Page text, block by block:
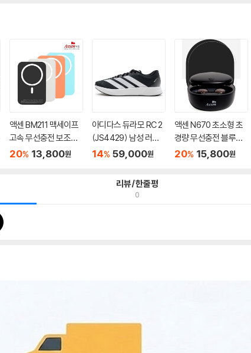
액센 BM211 맥세이프
고속 무선충전 보조배
터리
20% 13,800원
아디다스 듀라모 RC 2
(JS4429) 남성 러닝
화 런...
14% 59,000원
액센 N670 초소형 초
경량 무선충전 블루투
스 이...
20% 15,800원
리뷰/한줄평
0